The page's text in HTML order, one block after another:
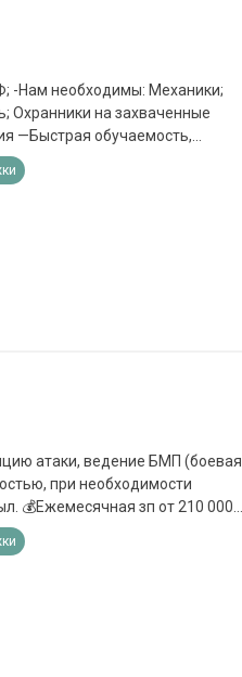
-Нам необходимы: Механики;
Охранники на захваченные
—Быстрая обучаемость,
—Выполнение поставленных
⁠Приостановка по
зависимости от региона
атаки, ведение БМП (боевая
при необходимости
питание, экипировка-
боевых действий»